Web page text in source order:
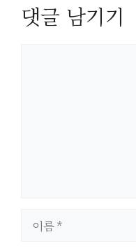
댓글 남기기